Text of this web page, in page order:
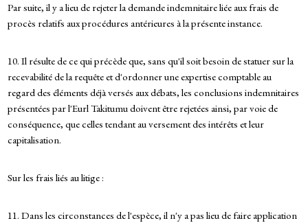
Par suite, il y a lieu de rejeter la demande indemnitaire liée aux frais de
procès relatifs aux procédures antérieures à la présente instance.
10. Il résulte de ce qui précède que, sans qu'il soit besoin de statuer sur la
recevabilité de la requête et d'ordonner une expertise comptable au
regard des éléments déjà versés aux débats, les conclusions indemnitaires
présentées par l'Eurl Takitumu doivent être rejetées ainsi, par voie de
conséquence, que celles tendant au versement des intérêts et leur
capitalisation.
Sur les frais liés au litige :
11. Dans les circonstances de l'espèce, il n'y a pas lieu de faire application